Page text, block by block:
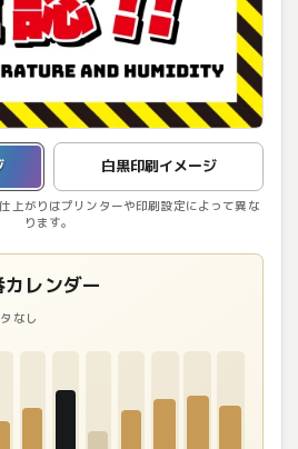
白黒印刷イメージ
上がりはプリンターや印刷設定によって異な
ります。
表示しています。
レンダー
なし